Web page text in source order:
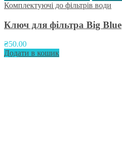
Комплектуючі до фільтрів води
Ключ для фільтра Big Blue
₴50.00
Додати в кошик